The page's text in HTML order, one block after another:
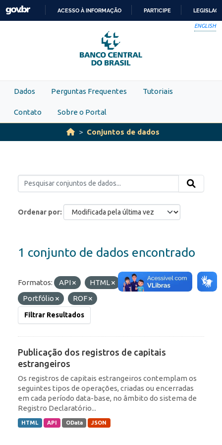
Skip to main content
PARA
O
CONTEÚDO
ACESSO À INFORMAÇÃO PARTICIPE
ENGLISH
Dados Perguntas Frequentes Tutoriais
Contato Sobre o Portal
Conjuntos de dados
Ordenar por
1 conjunto de dados encontrado
Formatos: API HTML Etiquetas:
RDE
Portfólio
ROF
Filtrar Resultados
Publicação dos registros de capitais
estrangeiros
Os registros de capitais estrangeiros contemplam os
seguintes tipos de operações, criadas ou encerradas
em cada período data-base, no âmbito do sistema de
Registro Declaratório...
HTML API OData JSON